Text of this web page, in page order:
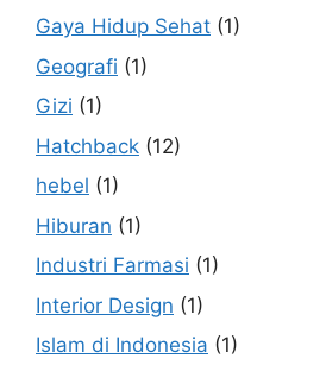
Gaya Hidup Sehat (1)
Geografi (1)
Gizi (1)
Hatchback (12)
hebel (1)
Hiburan (1)
Industri Farmasi (1)
Interior Design (1)
Islam di Indonesia (1)